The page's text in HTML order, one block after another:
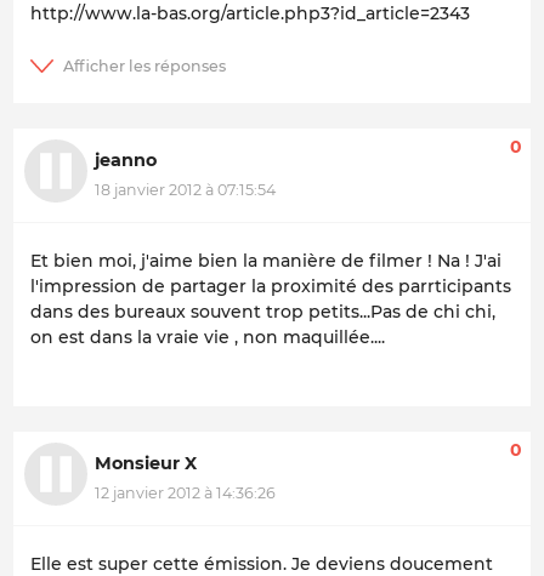
http://www.la-bas.org/article.php3?id_article=2343
jeanno
18 janvier 2012 à 07:15:54
0
Et bien moi, j'aime bien la manière de filmer ! Na ! J'ai
l'impression de partager la proximité des parrticipants
dans des bureaux souvent trop petits...Pas de chi chi,
on est dans la vraie vie , non maquillée....
Monsieur X
12 janvier 2012 à 14:36:26
0
Elle est super cette émission. Je deviens doucement